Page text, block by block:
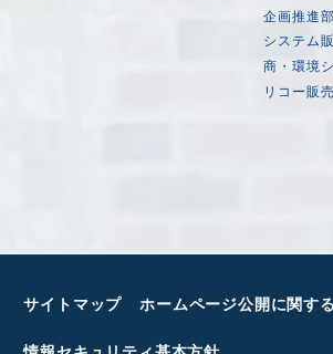
企画推進部
システム
商・環境
リコー販
サイトマップ ホームページ公開に関す